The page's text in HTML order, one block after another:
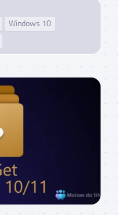
Windows 10